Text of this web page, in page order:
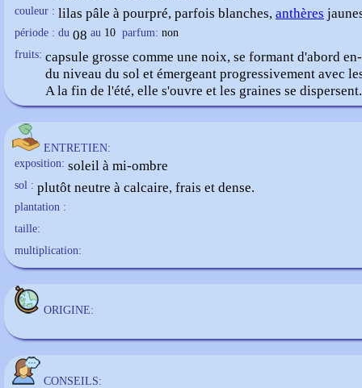
couleur : lilas pâle à pourpré, parfois blanches, anthères
période : du 08 au 10 parfum: non
fruits: capsule grosse comme une noix, se formant d'abord
du niveau du sol et émergeant progressivement avec
A la fin de l'été, elle s'ouvre et les graines se dispersent.
ENTRETIEN:
exposition: soleil à mi-ombre
sol : plutôt neutre à calcaire, frais et dense.
plantation :
taille:
multiplication:
ORIGINE:
CONSEILS: